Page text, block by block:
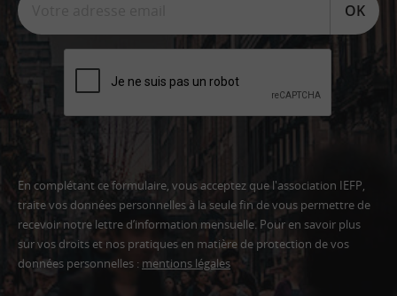
OK
En complétant ce formulaire, vous acceptez que l'association IEFP,
traite vos données personnelles à la seule fin de vous permettre de
recevoir notre lettre d’information mensuelle. Pour en savoir plus
sur vos droits et nos pratiques en matière de protection de vos
données personnelles : mentions légales